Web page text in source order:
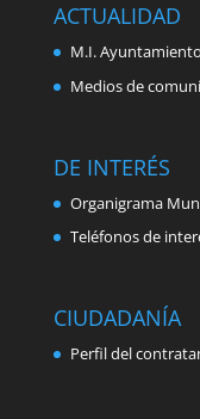
ACTUALIDAD
M.I.
Medios de
DE INTERÉS
Organigrama
Teléfonos de
CIUDADANÍA
Perfil del